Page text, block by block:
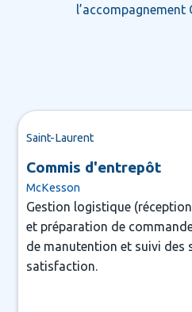
l’accompagnement
Saint-Laurent
Commis d'entrepôt
McKesson
Gestion logistique
et préparation de
de manutention et suivi des
satisfaction.